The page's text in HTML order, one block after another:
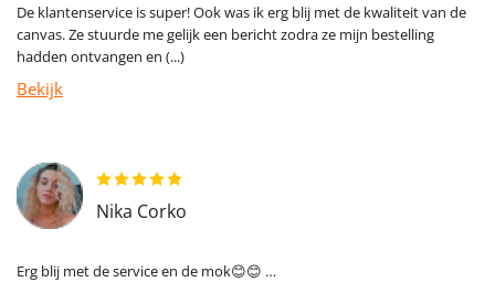
De klantenservice is super! Ook was ik erg blij met de kwaliteit van de
canvas. Ze stuurde me gelijk een bericht zodra ze mijn bestelling
hadden ontvangen en (...)
Bekijk
Nika Corko
Erg blij met de service en de mok😊😊 …